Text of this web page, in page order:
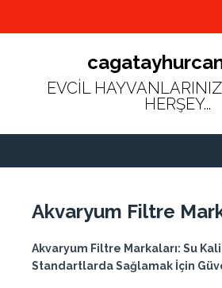
EVCİL
HERŞEY...
Akvaryum Filtre
Akvaryum Filtre Markaları: Su
Standartlarda Sağlamak İçin